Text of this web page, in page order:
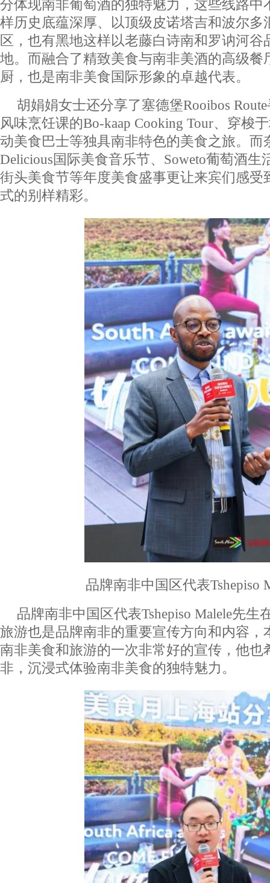
分体现南非葡萄酒的独特魅力，这些线路中
样历史底蕴深厚、以顶级皮诺塔吉和波尔多
区，也有黑地这样以老藤白诗南和罗讷河谷
地。而融合了精致美食与南非美酒的高级餐
厨，也是南非美食国际形象的卓越代表。
胡娟娟女士还分享了塞德堡Rooibos
风味烹饪课的Bo-kaap Cooking Tour、穿梭
动美食巴士等独具南非特色的美食之旅。而
Delicious国际美食音乐节、Soweto葡萄酒生
街头美食节等年度美食盛事更让来宾们感受
式的别样精彩。
品牌南非中国区代表Tshepiso
品牌南非中国区代表Tshepiso Malele先生
旅游也是品牌南非的重要宣传方向和内容，
南非美食和旅游的一次非常好的宣传，他也
非，沉浸式体验南非美食的独特魅力。